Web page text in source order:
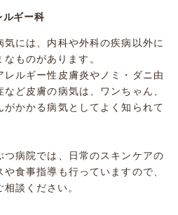
ルギー科
気には、内科や外科の疾病以外に
なものがあります。
レルギー性皮膚炎やノミ・ダニ由
など皮膚の病気は、ワンちゃん、
がかかる病気としてよく知られて
つ病院では、日常のスキンケアの
や食事指導も行っていますので、
談ください。